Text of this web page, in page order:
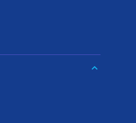
keyboard_arrow_down